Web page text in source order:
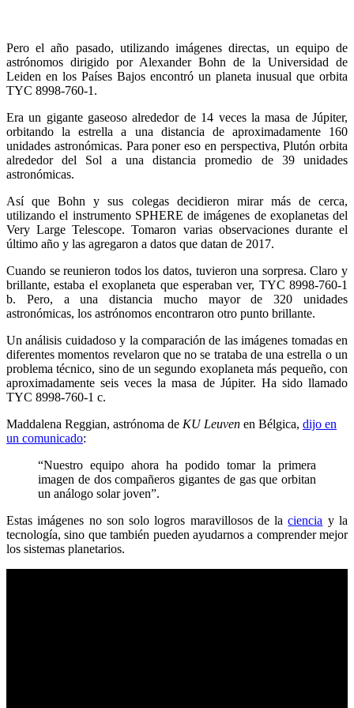
Pero el año pasado, utilizando imágenes directas, un equipo de
astrónomos dirigido por Alexander Bohn de la Universidad de
Leiden en los Países Bajos encontró un planeta inusual que orbita
TYC 8998-760-1.
Era un gigante gaseoso alrededor de 14 veces la masa de Júpiter,
orbitando la estrella a una distancia de aproximadamente 160
unidades astronómicas. Para poner eso en perspectiva, Plutón orbita
alrededor del Sol a una distancia promedio de 39 unidades
astronómicas.
Así que Bohn y sus colegas decidieron mirar más de cerca,
utilizando el instrumento SPHERE de imágenes de exoplanetas del
Very Large Telescope. Tomaron varias observaciones durante el
último año y las agregaron a datos que datan de 2017.
Cuando se reunieron todos los datos, tuvieron una sorpresa. Claro y
brillante, estaba el exoplaneta que esperaban ver, TYC 8998-760-1
b. Pero, a una distancia mucho mayor de 320 unidades
astronómicas, los astrónomos encontraron otro punto brillante.
Un análisis cuidadoso y la comparación de las imágenes tomadas en
diferentes momentos revelaron que no se trataba de una estrella o un
problema técnico, sino de un segundo exoplaneta más pequeño, con
aproximadamente seis veces la masa de Júpiter. Ha sido llamado
TYC 8998-760-1 c.
Maddalena Reggian, astrónoma de KU Leuven en Bélgica, dijo en
un comunicado:
“Nuestro equipo ahora ha podido tomar la primera
imagen de dos compañeros gigantes de gas que orbitan
un análogo solar joven”.
Estas imágenes no son solo logros maravillosos de laciencia y la
tecnología, sino que también pueden ayudarnos a comprender mejor
los sistemas planetarios.